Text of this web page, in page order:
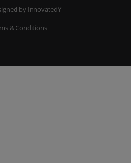
by InnovatedY
& Conditions